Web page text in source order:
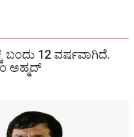
ಬಂದು 12 ವರ್ಷವಾಗಿದೆ.
ಅಹ್ಮದ್